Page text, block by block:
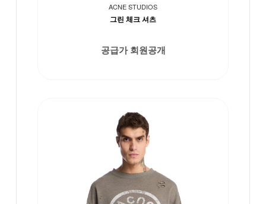
ACNE STUDIOS
그린 체크 셔츠
공급가 회원공개